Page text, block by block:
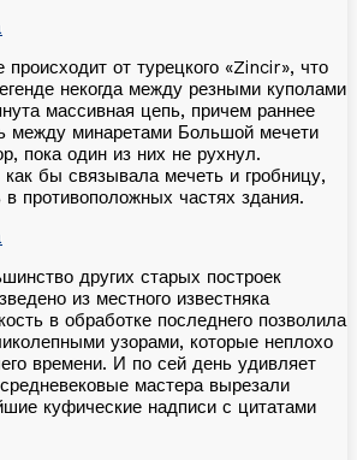
от турецкого «Zincir», что
некогда между резными куполами
массивная цепь, причем раннее
между минаретами Большой мечети
пока один из них не рухнул.
бы связывала мечеть и гробницу,
противоположных частях здания.
других старых построек
из местного известняка
в обработке последнего позволила
узорами, которые неплохо
времени. И по сей день удивляет
мастера вырезали
куфические надписи с цитатами